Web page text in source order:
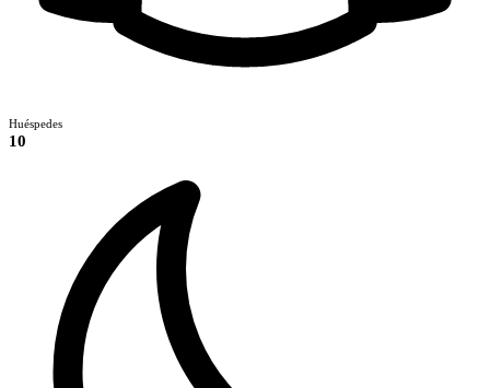
Huéspedes
10